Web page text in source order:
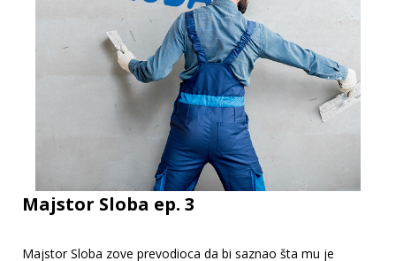
Majstor Sloba ep. 3
Majstor Sloba zove prevodioca da bi saznao šta mu je